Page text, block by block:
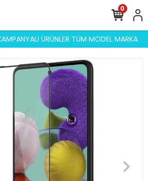
KAMPANYALI ÜRÜNLER TÜM MODEL MARKA
0